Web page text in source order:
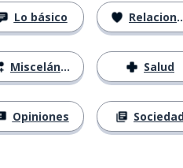
Lo básico
Misceláneo
Opiniones
Relaciones
Salud